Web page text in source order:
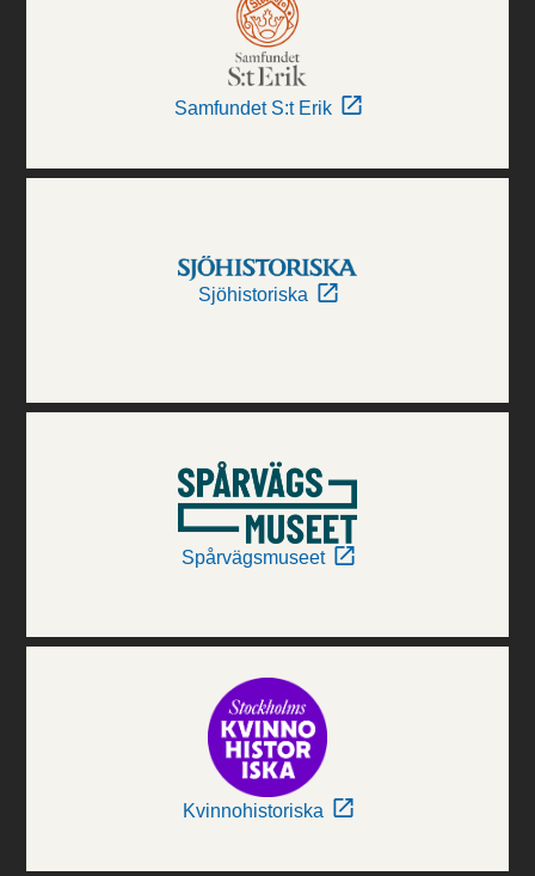
Samfundet S:t Erik
Sjöhistoriska
Spårvägsmuseet
Kvinnohistoriska